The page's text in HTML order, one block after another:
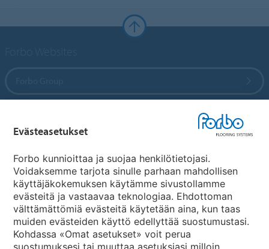
Maakohtaiset sivut
Valitse maa
Evästeasetukset
Forbo kunnioittaa ja suojaa henkilötietojasi.
Voidaksemme tarjota sinulle parhaan mahdollisen
käyttäjäkokemuksen käytämme sivustollamme
evästeitä ja vastaavaa teknologiaa. Ehdottoman
välttämättömiä evästeitä käytetään aina, kun taas
muiden evästeiden käyttö edellyttää suostumustasi.
Kohdassa «Omat asetukset» voit perua
suostumuksesi tai muuttaa asetuksiasi milloin